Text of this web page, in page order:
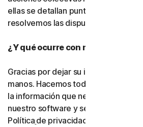
ellas se detallan puntos muy
resolvemos las disputas.
¿Y qué ocurre con mi privacidad?
Gracias por dejar su información
manos. Hacemos todo lo posible
la información que necesitamos
nuestro software y servicios. Le
Política de privacidad, ya que